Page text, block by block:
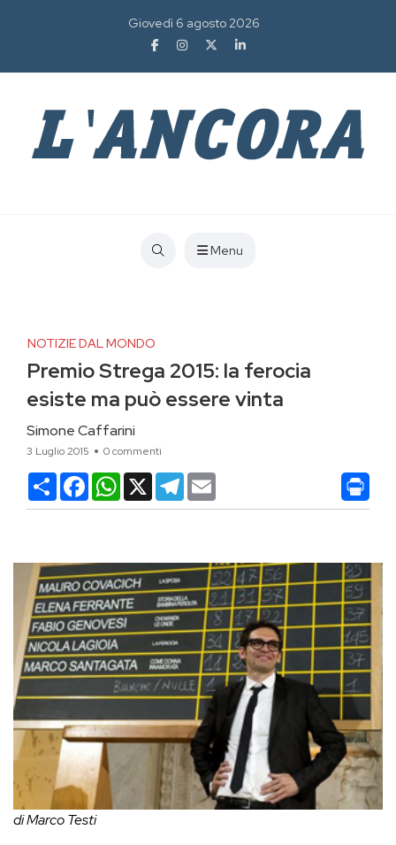
Giovedì 6 agosto 2026
Menu
NOTIZIE DAL MONDO
Premio Strega 2015: la ferocia
esiste ma può essere vinta
Simone Caffarini
3 Luglio 2015 0 commenti
CondividiFacebookWhatsApp
X Telegram
di Marco Testi